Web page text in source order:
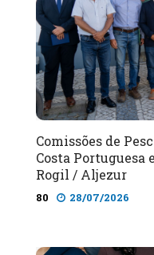
Comissões de
Costa Portuguesa
Rogil / Aljezur
80 28/07/2026